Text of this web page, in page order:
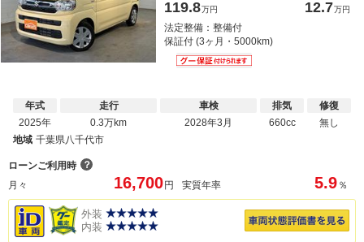
119.8万円 12.7万円
法定整備：整備付
保証付 (3ヶ月・5000km)
年式
2025年
走行
0.3万km
車検
2028年3月
排気
660cc
修復
無し
地域 千葉県八千代市
ローンご利用時 ？
月々
16,700 円 実質年率 5.9 ％
外装
内装